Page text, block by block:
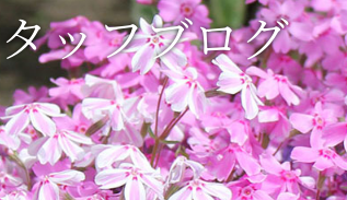
ッフブログ